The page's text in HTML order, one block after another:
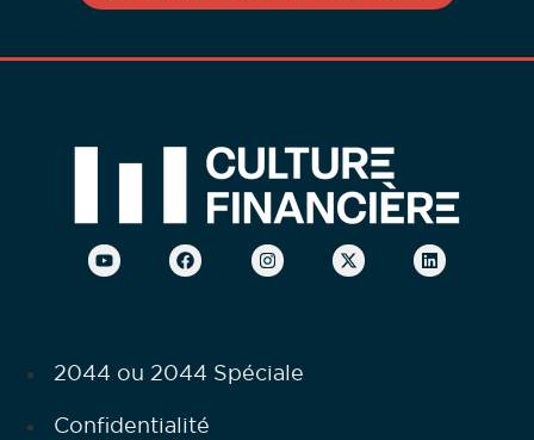
2044 ou 2044 Spéciale
Confidentialité